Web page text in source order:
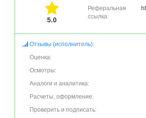
5.0
Реферальная
ссылка:
Отзывы (исполнитель):
Оценка:
Осмотры:
Аналоги и аналитика:
Расчеты, оформление:
Проверить и подписать: